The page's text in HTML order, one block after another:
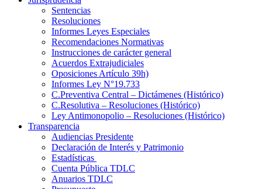
Sentencias
Resoluciones
Informes Leyes Especiales
Recomendaciones Normativas
Instrucciones de carácter general
Acuerdos Extrajudiciales
Oposiciones Artículo 39h)
Informes Ley N°19.733
C.Preventiva Central – Dictámenes (Histórico)
C.Resolutiva – Resoluciones (Histórico)
Ley Antimonopolio – Resoluciones (Histórico)
Transparencia
Audiencias Presidente
Declaración de Interés y Patrimonio
Estadísticas
Cuenta Pública TDLC
Anuarios TDLC